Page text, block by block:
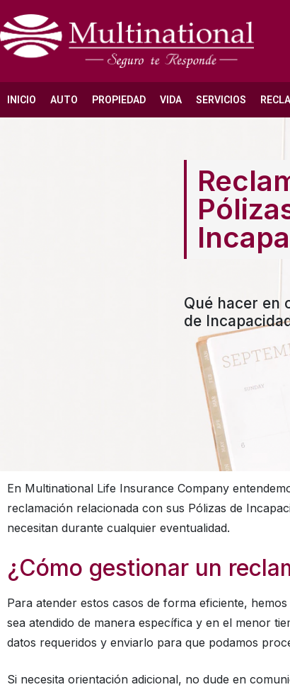
INICIO AUTO PROPIEDAD VIDA SERVICIOS
Qué hacer en
de
En Multinational Life Insurance Company
reclamación relacionada con sus Pólizas de
necesitan durante cualquier eventualidad.
¿Cómo gestionar un
Para atender estos casos de forma eficiente,
sea atendido de manera específica y en el menor
datos requeridos y enviarlo para que podamos
Si necesita orientación adicional, no dude en